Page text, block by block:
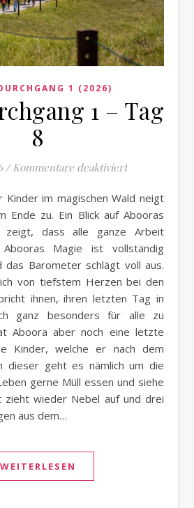
1 (2026)
1 – Tag
8
/ Kommentare deaktiviertfür 2026
Ende zu. Ein Blick auf Abooras
zeigt, dass alle ganze Arbeit
Magie ist vollständig
das Barometer schlägt voll aus.
von tiefstem Herzen bei den
ihnen, ihren letzten Tag in
ganz besonders für alle zu
Aboora aber noch eine letzte
Kinder, welche er nach dem
dieser geht es nämlich um die
gerne Müll essen und siehe
wieder Nebel auf und drei
aus dem…
WEITERLESEN